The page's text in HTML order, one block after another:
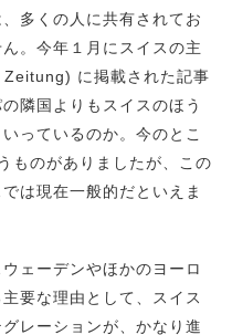
多くの人に共有されてお
。今年１月にスイスの主
に掲載された記事
隣国よりもスイスのほう
っているのか。今のとこ
ものがありましたが、この
は現在一般的だといえま
ェーデンやほかのヨーロ
要な理由として、スイス
レーションが、かなり進